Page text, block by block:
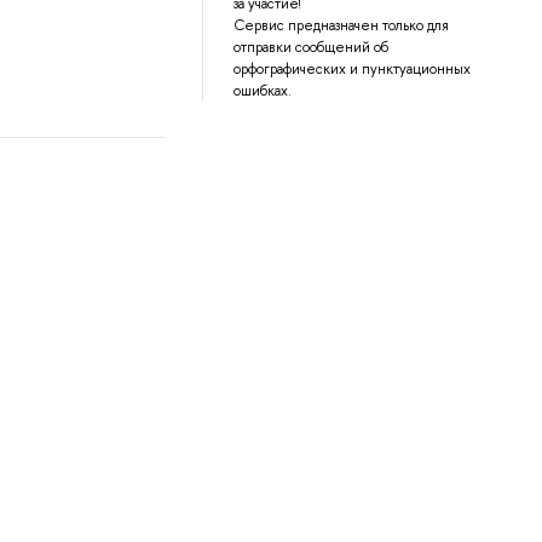
Сервис предназначен только для
отправки сообщений об
орфографических и пунктуационных
ошибках.